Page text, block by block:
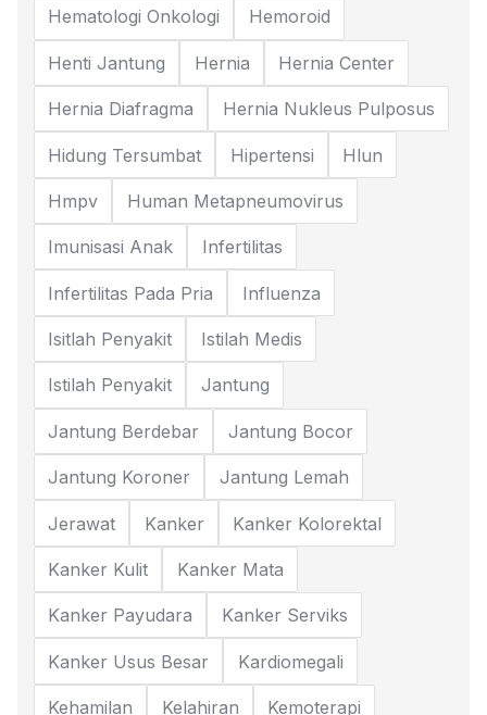
Hematologi Onkologi Hemoroid
Henti Jantung Hernia Hernia Center
Hernia Diafragma Hernia Nukleus Pulposus
Hidung Tersumbat Hipertensi Hlun
Hmpv Human Metapneumovirus
Imunisasi Anak Infertilitas
Infertilitas Pada Pria Influenza
Isitlah Penyakit Istilah Medis
Istilah Penyakit Jantung
Jantung Berdebar Jantung Bocor
Jantung Koroner Jantung Lemah
Jerawat Kanker Kanker Kolorektal
Kanker Kulit Kanker Mata
Kanker Payudara Kanker Serviks
Kanker Usus Besar Kardiomegali
Kehamilan Kelahiran Kemoterapi